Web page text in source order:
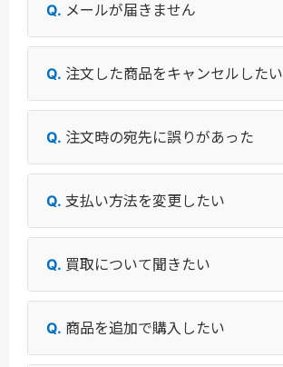
メールが届きません
注文した商品をキャンセルしたい
注文時の宛先に誤りがあった
支払い方法を変更したい
買取について聞きたい
商品を追加で購入したい